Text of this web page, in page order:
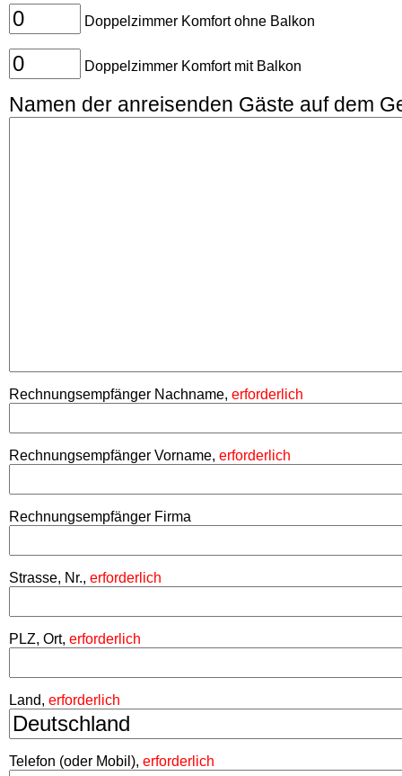
Doppelzimmer Komfort ohne Balkon
Doppelzimmer Komfort mit Balkon
Namen der anreisenden Gäste auf dem
Rechnungsempfänger Nachname, erforderlich
Rechnungsempfänger Vorname, erforderlich
Rechnungsempfänger Firma
Strasse, Nr., erforderlich
PLZ, Ort, erforderlich
Land, erforderlich
Telefon (oder Mobil), erforderlich